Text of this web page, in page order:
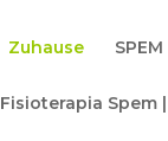
Zuhause SPEM